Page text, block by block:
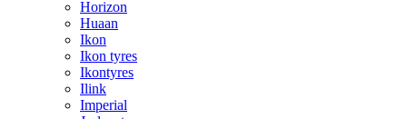
Horizon
Huaan
Ikon
Ikon tyres
Ikontyres
Ilink
Imperial